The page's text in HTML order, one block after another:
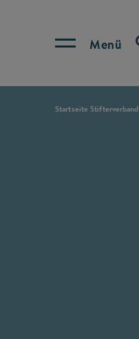
Menü
Startseite Stifterverband